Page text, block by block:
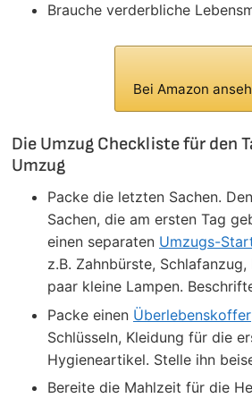
Brauche verderbliche
Bei Amazon
Die Umzug Checkliste für den
Umzug
Packe die letzten Sachen.
Sachen, die am ersten Tag
einen separaten Umzugs-
z.B. Zahnbürste,
paar kleine Lampen.
Packe einen Überlebenskoffer
Schlüsseln, Kleidung für die
Hygieneartikel. Stelle ihn
Bereite die Mahlzeit für die